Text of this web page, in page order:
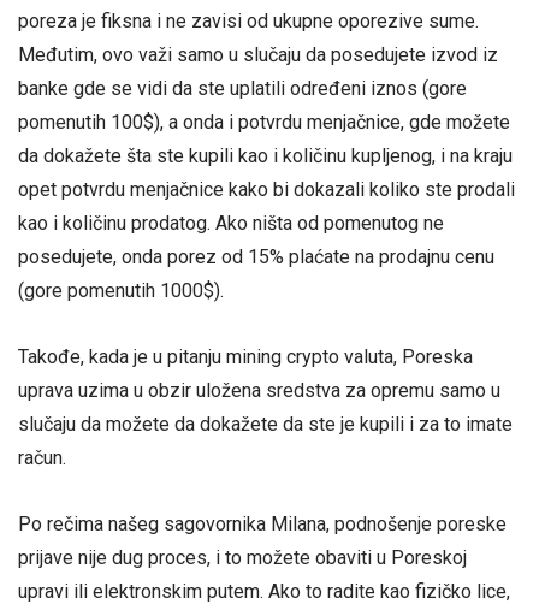
poreza je fiksna i ne zavisi od ukupne oporezive sume.
Međutim, ovo važi samo u slučaju da posedujete izvod iz
banke gde se vidi da ste uplatili određeni iznos (gore
pomenutih 100$), a onda i potvrdu menjačnice, gde možete
da dokažete šta ste kupili kao i količinu kupljenog, i na kraju
opet potvrdu menjačnice kako bi dokazali koliko ste prodali
kao i količinu prodatog. Ako ništa od pomenutog ne
posedujete, onda porez od 15% plaćate na prodajnu cenu
(gore pomenutih 1000$).
Takođe, kada je u pitanju mining crypto valuta, Poreska
uprava uzima u obzir uložena sredstva za opremu samo u
slučaju da možete da dokažete da ste je kupili i za to imate
račun.
Po rečima našeg sagovornika Milana, podnošenje poreske
prijave nije dug proces, i to možete obaviti u Poreskoj
upravi ili elektronskim putem. Ako to radite kao fizičko lice,